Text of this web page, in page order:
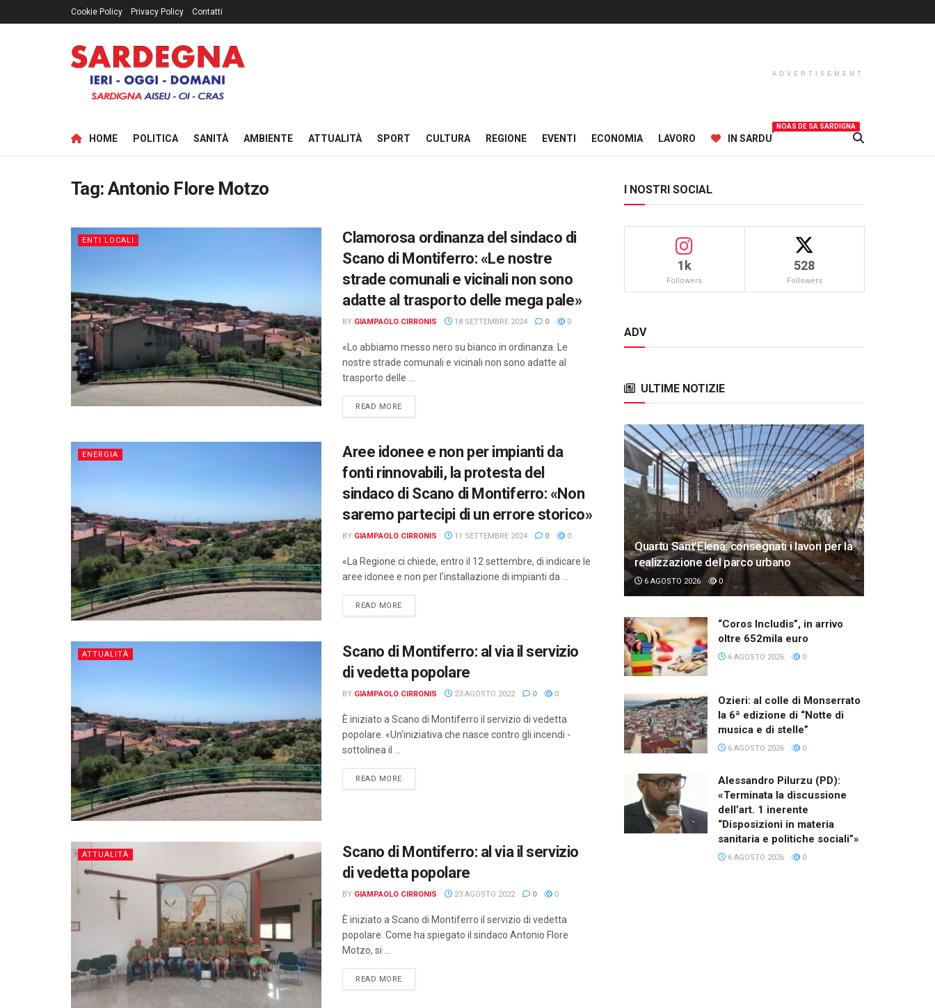
Cookie Policy Privacy Policy Contatti
ADVERTISEMENT
HOME POLITICA SANITÀ AMBIENTE ATTUALITÀ SPORT CULTURA REGIONE EVENTI ECONOMIA LAVORO IN SARDU
NOAS DE SA SARDIGNA
Tag:Antonio Flore Motzo
ENTI LOCALI
Clamorosa ordinanza del sindaco di
Scano di Montiferro: «Le nostre
strade comunali e vicinali non sono
adatte al trasporto delle mega pale»
BY GIAMPAOLO CIRRONIS 18 SETTEMBRE 2024 0 0
«Lo abbiamo messo nero su bianco in ordinanza. Le
nostre strade comunali e vicinali non sono adatte al
trasporto delle ...
READ MOREDETAILS
ENERGIA
Aree idonee e non per impianti da
fonti rinnovabili, la protesta del
sindaco di Scano di Montiferro: «Non
saremo partecipi di un errore storico»
BY GIAMPAOLO CIRRONIS 11 SETTEMBRE 2024 0 0
«La Regione ci chiede, entro il 12 settembre, di indicare le
aree idonee e non per l'installazione di impianti da ...
READ MOREDETAILS
ATTUALITÀ
Scano di Montiferro: al via il servizio
di vedetta popolare
BY GIAMPAOLO CIRRONIS 23 AGOSTO 2022 0 0
È iniziato a Scano di Montiferro il servizio di vedetta
popolare. «Un'iniziativa che nasce contro gli incendi -
sottolinea il ...
READ MOREDETAILS
ATTUALITÀ
Scano di Montiferro: al via il servizio
di vedetta popolare
BY GIAMPAOLO CIRRONIS 23 AGOSTO 2022 0 0
È iniziato a Scano di Montiferro il servizio di vedetta
popolare. Come ha spiegato il sindaco Antonio Flore
Motzo, si ...
READ MOREDETAILS
I NOSTRI SOCIAL
1k
Followers
528
Followers
ADV
ULTIME NOTIZIE
Quartu Sant’Elena: consegnati i lavori per la
realizzazione del parco urbano
6 AGOSTO 2026 0
“Coros Includis”, in arrivo
oltre 652mila euro
6 AGOSTO 2026 0
Ozieri: al colle di Monserrato
la 6ª edizione di “Notte di
musica e di stelle”
6 AGOSTO 2026 0
Alessandro Pilurzu (PD):
«Terminata la discussione
dell’art. 1 inerente
“Disposizioni in materia
sanitaria e politiche sociali”»
6 AGOSTO 2026 0